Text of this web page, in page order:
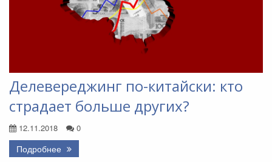
Делевереджинг по-китайски: кто
страдает больше других?
12.11.2018 0
Подробнее